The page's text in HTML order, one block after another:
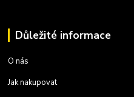
Důležité informace
O nás
Jak nakupovat